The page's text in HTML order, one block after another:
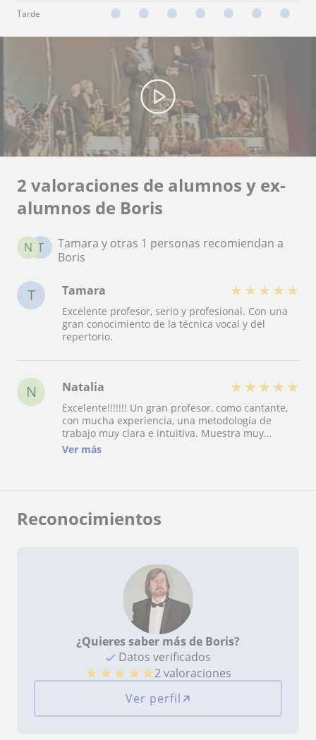
Tarde
2 valoraciones de alumnos y ex-
alumnos de Boris
T
N
Tamara y otras 1 personas recomiendan a
Boris
T Tamara ★ ★ ★ ★ ★
Excelente profesor, serio y profesional. Con una
gran conocimiento de la técnica vocal y del
repertorio.
N Natalia ★ ★ ★ ★ ★
Excelente!!!!!!! Un gran profesor, como cantante,
con mucha experiencia, una metodología de
trabajo muy clara e intuitiva. Muestra muy
implicado con tu progreso. Su profesionalidad y
Ver más
Reconocimientos
¿Quieres saber más de Boris?
Datos verificados
★ ★ ★ ★ ★2 valoraciones
Ver perfil